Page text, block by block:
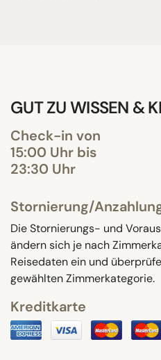
GUT ZU WISSEN &
Check-in von
15:00 Uhr bis
23:30 Uhr
Stornierung/
Die Stornierungs- und
ändern sich je nach
Reisedaten ein und
gewählten Zimmerkategorie.
Kreditkarte